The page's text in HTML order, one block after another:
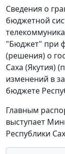
Сведения о
бюджетной
"Бюджет" при
(решения) о
Саха (Якутия)
изменений в
бюджете
Главным
выступает
Республики